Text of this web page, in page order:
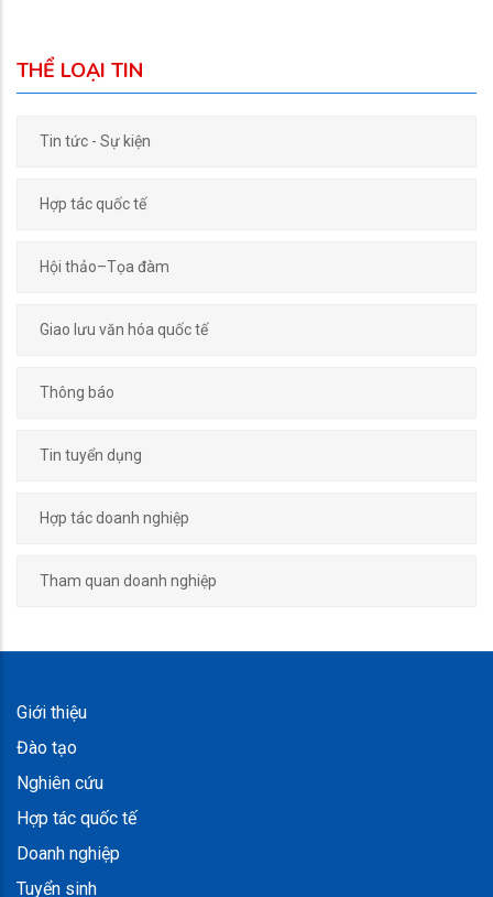
THỂ LOẠI TIN
Tin tức - Sự kiện
Hợp tác quốc tế
Hội thảo–Tọa đàm
Giao lưu văn hóa quốc tế
Thông báo
Tin tuyển dụng
Hợp tác doanh nghiệp
Tham quan doanh nghiệp
Giới thiệu
Đào tạo
Nghiên cứu
Hợp tác quốc tế
Doanh nghiệp
Tuyển sinh